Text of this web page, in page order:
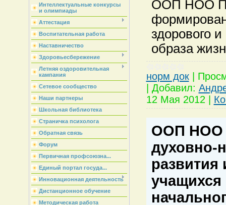
Интеллектуальные конкурсы
и олимпиады
Аттестация
Воспитательная работа
Наставничество
Здоровьесбережение
Летняя оздоровительная
кампания
Сетевое сообщество
Наши партнеры
Школьная библиотека
Страничка психолога
Обратная связь
Форум
Первичная профсоюзна...
Единый портал госуда...
Инновационная деятельность
Дистанционное обучение
Методическая работа
ООП НОО
здорового и
образа
норм док|
Добавил:
12 Мая 2012
ООП НОО
духовно-
развития
учащихся